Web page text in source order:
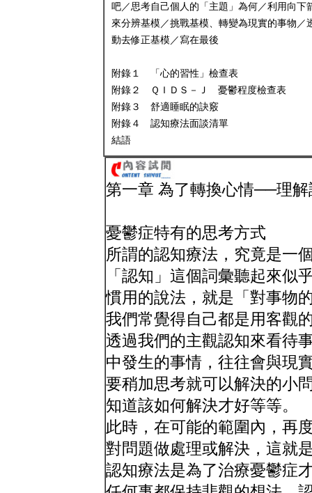
吧／思考自己個人的「主題」為何／利用向下
來分辨基模／挑戰基模、轉變為現實的事物／
動去修正基模／寫在最後
附錄１ 「心的習性」檢查表
附錄２ ＱＩＤＳ－Ｊ 憂鬱程度檢查表
附錄３ 舒適睡眠的訣竅
附錄４ 認知療法面談清單
結語
第一章 為了轉換心情──理
憂鬱症特有的思考方式
所謂的認知療法，究竟是一
「認知」這個詞彙聽起來似
慣用的說法，就是「對事物
我們常覺得自己都是用客觀
透過我們的主觀認知來看待
中發生的事情，往往會與現
要稍加思考就可以解決的小
知道該如何解決才好等等。
此時，在可能的範圍內，再
對問題做處理或解決，這就
認知療法是為了治療憂鬱症